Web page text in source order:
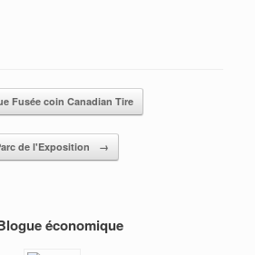
Fusée coin Canadian Tire
de l'Exposition →
économique